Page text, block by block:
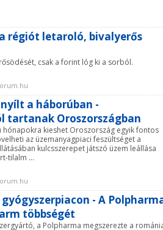
régiót letaroló, bivalyerős
csak a forint lóg ki a sorból.
a háborúban -
tartanak Oroszországban
kieshet Oroszország egyik fontos
az üzemanyagpiaci feszültséget a
kulcsszerepet játszó üzem leállása
tilalm ...
- A
többségét
a Polpharma megszerezte a